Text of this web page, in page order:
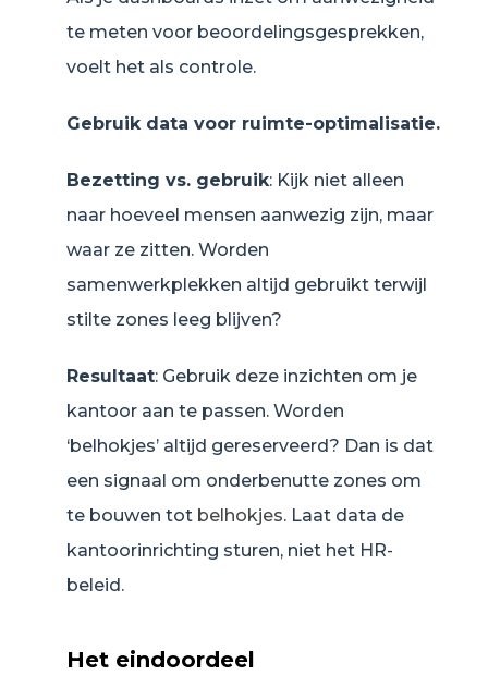
te meten voor beoordelingsgesprekken,
voelt het als controle.
Gebruik data voor ruimte-optimalisatie.
Bezetting vs. gebruik: Kijk niet alleen
naar hoeveel mensen aanwezig zijn, maar
waar ze zitten. Worden
samenwerkplekken altijd gebruikt terwijl
stilte zones leeg blijven?
Resultaat: Gebruik deze inzichten om je
kantoor aan te passen. Worden
‘belhokjes’ altijd gereserveerd? Dan is dat
een signaal om onderbenutte zones om
te bouwen tot belhokjes. Laat data de
kantoorinrichting sturen, niet het HR-
beleid.
Het eindoordeel